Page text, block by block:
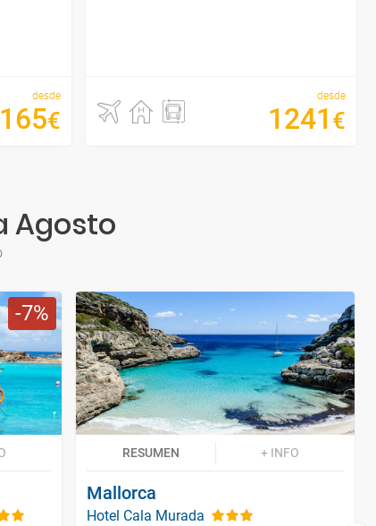
desde
€
desde
1241 €
Agosto
7
RESUMEN + INFO
Mallorca
Hotel Cala Murada